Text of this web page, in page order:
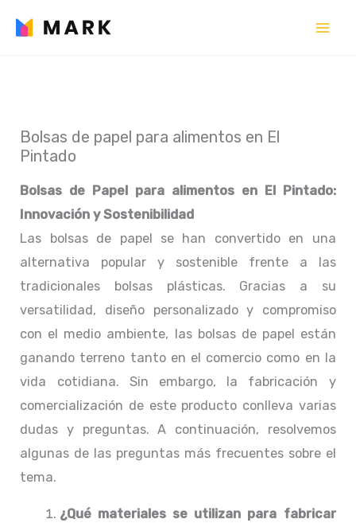
Bolsas de papel para alimentos en El
Pintado
Bolsas de Papel para alimentos en El Pintado:
Innovación y Sostenibilidad
Las bolsas de papel se han convertido en una
alternativa popular y sostenible frente a las
tradicionales bolsas plásticas. Gracias a su
versatilidad, diseño personalizado y compromiso
con el medio ambiente, las bolsas de papel están
ganando terreno tanto en el comercio como en la
vida cotidiana. Sin embargo, la fabricación y
comercialización de este producto conlleva varias
dudas y preguntas. A continuación, resolvemos
algunas de las preguntas más frecuentes sobre el
tema.
¿Qué materiales se utilizan para fabricar